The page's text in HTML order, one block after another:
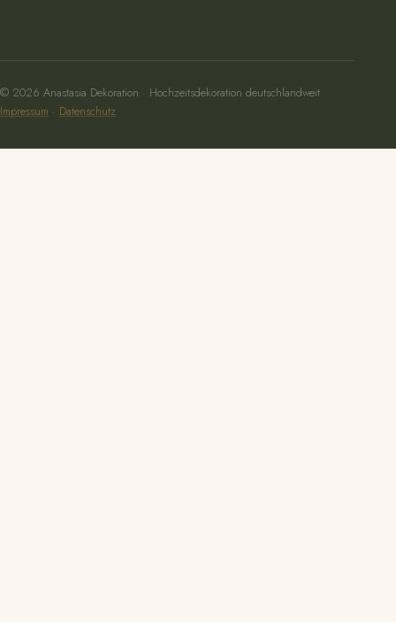
© 2026 Anastasia Dekoration · Hochzeitsdekoration deutschlandweit
Impressum · Datenschutz